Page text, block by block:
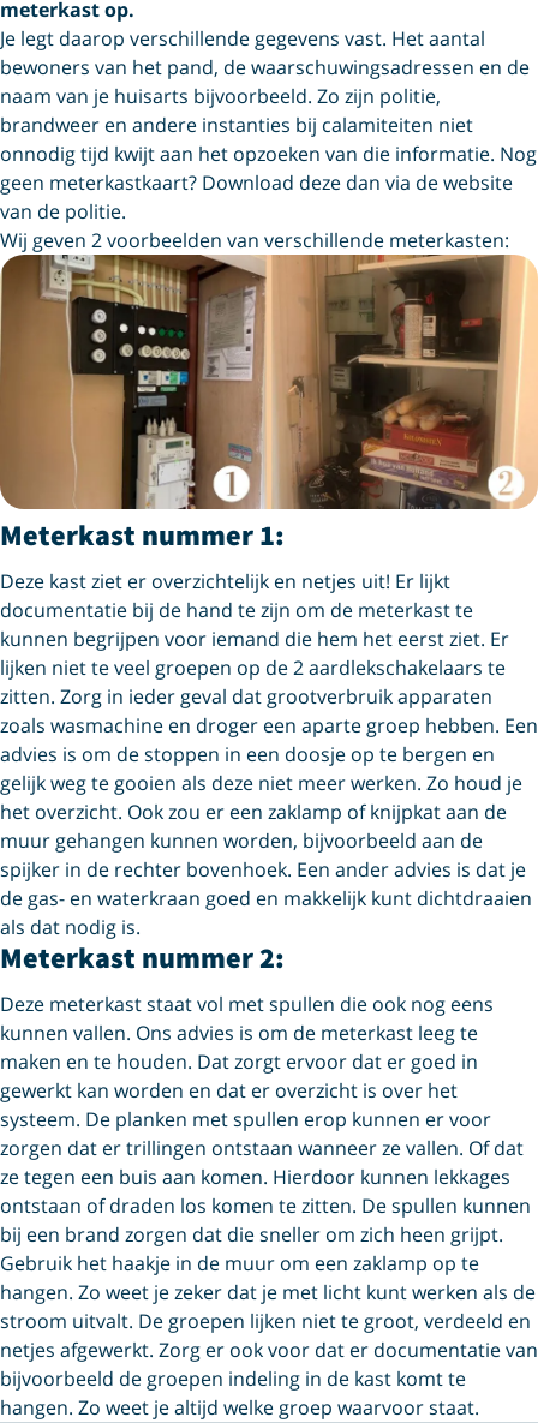
meterkast op.
Je legt daarop verschillende gegevens vast. Het aantal
bewoners van het pand, de waarschuwingsadressen en de
naam van je huisarts bijvoorbeeld. Zo zijn politie,
brandweer en andere instanties bij calamiteiten niet
onnodig tijd kwijt aan het opzoeken van die informatie. Nog
geen meterkastkaart? Download deze dan via de website
van de politie.
Wij geven 2 voorbeelden van verschillende meterkasten:
Meterkast nummer 1:
Deze kast ziet er overzichtelijk en netjes uit! Er lijkt
documentatie bij de hand te zijn om de meterkast te
kunnen begrijpen voor iemand die hem het eerst ziet. Er
lijken niet te veel groepen op de 2 aardlekschakelaars te
zitten. Zorg in ieder geval dat grootverbruik apparaten
zoals wasmachine en droger een aparte groep hebben. Een
advies is om de stoppen in een doosje op te bergen en
gelijk weg te gooien als deze niet meer werken. Zo houd je
het overzicht. Ook zou er een zaklamp of knijpkat aan de
muur gehangen kunnen worden, bijvoorbeeld aan de
spijker in de rechter bovenhoek. Een ander advies is dat je
de gas- en waterkraan goed en makkelijk kunt dichtdraaien
als dat nodig is.
Meterkast nummer 2:
Deze meterkast staat vol met spullen die ook nog eens
kunnen vallen. Ons advies is om de meterkast leeg te
maken en te houden. Dat zorgt ervoor dat er goed in
gewerkt kan worden en dat er overzicht is over het
systeem. De planken met spullen erop kunnen er voor
zorgen dat er trillingen ontstaan wanneer ze vallen. Of dat
ze tegen een buis aan komen. Hierdoor kunnen lekkages
ontstaan of draden los komen te zitten. De spullen kunnen
bij een brand zorgen dat die sneller om zich heen grijpt.
Gebruik het haakje in de muur om een zaklamp op te
hangen. Zo weet je zeker dat je met licht kunt werken als de
stroom uitvalt. De groepen lijken niet te groot, verdeeld en
netjes afgewerkt. Zorg er ook voor dat er documentatie van
bijvoorbeeld de groepen indeling in de kast komt te
hangen. Zo weet je altijd welke groep waarvoor staat.